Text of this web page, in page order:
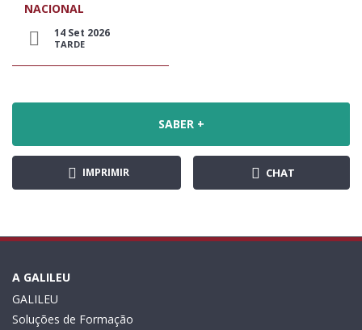
NACIONAL
14 Set 2026
TARDE
SABER +
IMPRIMIR CHAT
A GALILEU
GALILEU
Soluções de Formação